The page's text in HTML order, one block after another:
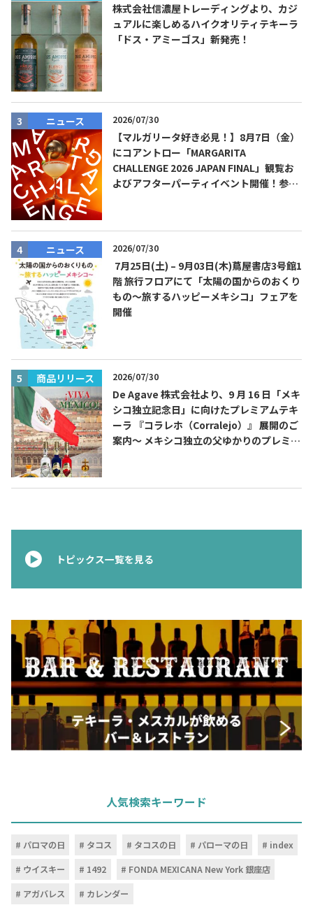
株式会社信濃屋トレーディングより、カジ
ュアルに楽しめるハイクオリティテキーラ
「ドス・アミーゴス」新発売！
ニュース 2026/07/30
【マルガリータ好き必見！】8月7日（金）
にコアントロー「MARGARITA
CHALLENGE 2026 JAPAN FINAL」観覧お
よびアフターパーティイベント開催！参加
ニュース 2026/07/30
7月25日(土) – 9月03日(木)蔦屋書店3号館1
階 旅行フロアにて「太陽の国からのおくり
もの～旅するハッピーメキシコ」フェアを
開催
商品リリース 2026/07/30
De Agave 株式会社より、9 月 16 日「メキ
シコ独立記念日」に向けたプレミアムテキ
ーラ 『コラレホ（Corralejo）』 展開のご
案内〜 メキシコ独立の父ゆかりのプレミア
トピックス一覧を見る
人気検索キーワード
パロマの日 タコス タコスの日 パローマの日
index
ウイスキー
1492
FONDA MEXICANA New York 銀座店
アガバレス
カレンダー